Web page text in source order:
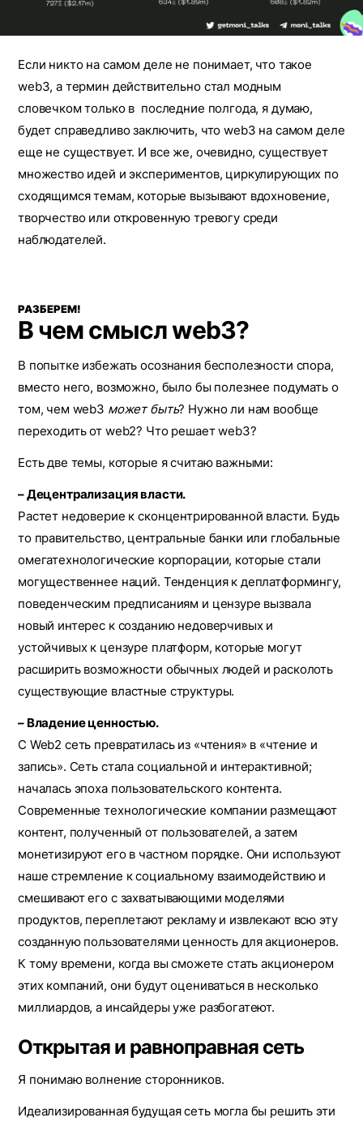
Если никто на самом деле не понимает, что такое
web3, а термин действительно стал модным
словечком только в последние полгода, я думаю,
будет справедливо заключить, что web3 на самом деле
еще не существует. И все же, очевидно, существует
множество идей и экспериментов, циркулирующих по
сходящимся темам, которые вызывают вдохновение,
творчество или откровенную тревогу среди
наблюдателей.
РАЗБЕРЕМ!
В чем смысл web3?
В попытке избежать осознания бесполезности спора,
вместо него, возможно, было бы полезнее подумать о
том, чем web3 может быть? Нужно ли нам вообще
переходить от web2? Что решает web3?
Есть две темы, которые я считаю важными:
– Децентрализация власти.
Растет недоверие к сконцентрированной власти. Будь
то правительство, центральные банки или глобальные
омегатехнологические корпорации, которые стали
могущественнее наций. Тенденция к деплатформингу,
поведенческим предписаниям и цензуре вызвала
новый интерес к созданию недоверчивых и
устойчивых к цензуре платформ, которые могут
расширить возможности обычных людей и расколоть
существующие властные структуры.
– Владение ценностью.
С Web2 сеть превратилась из «чтения» в «чтение и
запись». Сеть стала социальной и интерактивной;
началась эпоха пользовательского контента.
Современные технологические компании размещают
контент, полученный от пользователей, а затем
монетизируют его в частном порядке. Они используют
наше стремление к социальному взаимодействию и
смешивают его с захватывающими моделями
продуктов, переплетают рекламу и извлекают всю эту
созданную пользователями ценность для акционеров.
К тому времени, когда вы сможете стать акционером
этих компаний, они будут оцениваться в несколько
миллиардов, а инсайдеры уже разбогатеют.
Открытая и равноправная сеть
Я понимаю волнение сторонников.
Идеализированная будущая сеть могла бы решить эти